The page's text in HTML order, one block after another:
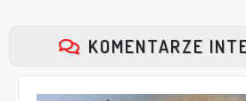
KOMENTARZE